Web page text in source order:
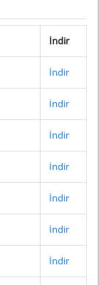
İndir
İndir
İndir
İndir
İndir
İndir
İndir
İndir